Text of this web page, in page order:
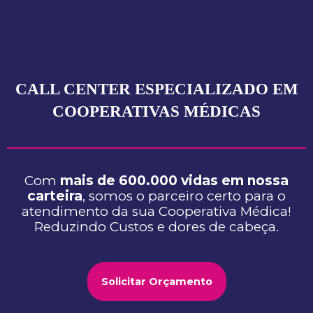
CALL CENTER ESPECIALIZADO EM
COOPERATIVAS MÉDICAS
Com mais de 600.000 vidas em nossa
carteira, somos o parceiro certo para o
atendimento da sua Cooperativa Médica!
Reduzindo Custos e dores de cabeça.
Solicitar Orçamento